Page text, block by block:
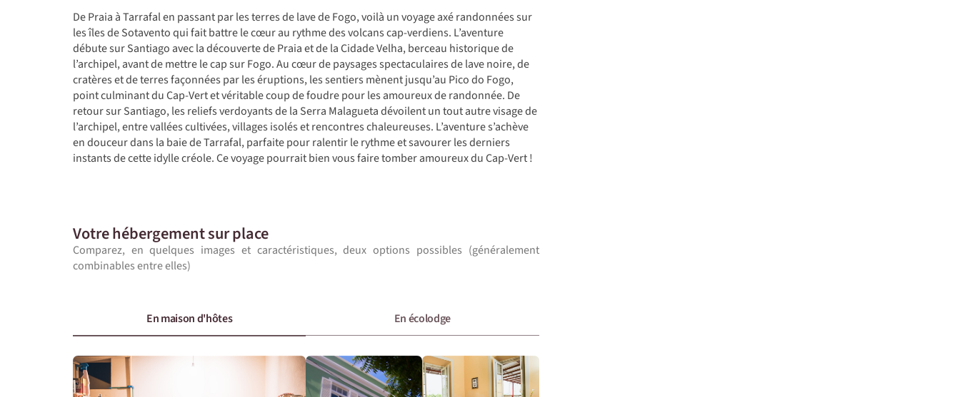
De Praia à Tarrafal en passant par les terres de lave de Fogo, voilà un voyage axé randonnées sur
les îles de Sotavento qui fait battre le cœur au rythme des volcans cap-verdiens. L’aventure
débute sur Santiago avec la découverte de Praia et de la Cidade Velha, berceau historique de
l’archipel, avant de mettre le cap sur Fogo. Au cœur de paysages spectaculaires de lave noire, de
cratères et de terres façonnées par les éruptions, les sentiers mènent jusqu’au Pico do Fogo,
point culminant du Cap-Vert et véritable coup de foudre pour les amoureux de randonnée. De
retour sur Santiago, les reliefs verdoyants de la Serra Malagueta dévoilent un tout autre visage de
l’archipel, entre vallées cultivées, villages isolés et rencontres chaleureuses. L’aventure s’achève
en douceur dans la baie de Tarrafal, parfaite pour ralentir le rythme et savourer les derniers
instants de cette idylle créole. Ce voyage pourrait bien vous faire tomber amoureux du Cap-Vert !
Votre hébergement sur place
Comparez, en quelques images et caractéristiques, deux options possibles (généralement
combinables entre elles)
En maison d'hôtes En écolodge